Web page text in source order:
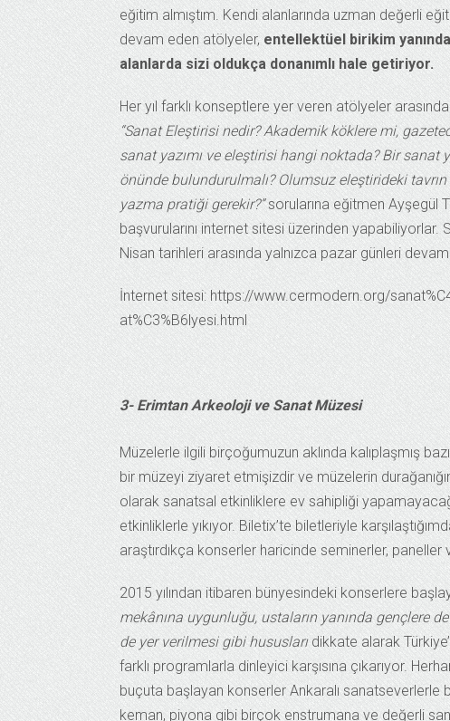
eğitim almıştım. Kendi alanlarında uzman değerli
devam eden atölyeler, entellektüel birikim
alanlarda sizi oldukça donanımlı hale getiriyor.
Her yıl farklı konseptlere yer veren atölyeler
“Sanat Eleştirisi nedir? Akademik köklere mi,
sanat yazımı ve eleştirisi hangi noktada? Bir sanat
önünde bulundurulmalı? Olumsuz eleştirideki
yazma pratiği gerekir?”sorularına eğitmen Ayşegül
başvurularını internet sitesi üzerinden
Nisan tarihleri arasında yalnızca pazar günleri
İnternet sitesi: https://www.cermodern.org/
at%C3%B6lyesi.html
3- Erimtan Arkeoloji ve Sanat Müzesi
Müzelerle ilgili birçoğumuzun aklında kalıplaşmış
bir müzeyi ziyaret etmişizdir ve müzelerin
olarak sanatsal etkinliklere ev sahipliği
etkinliklerle yıkıyor. Biletix’te biletleriyle
araştırdıkça konserler haricinde seminerler,
2015 yılından itibaren bünyesindeki konserlere
mekânına uygunluğu, ustaların yanında gençlere
de yer verilmesi gibi hususlarıdikkate alarak
farklı programlarla dinleyici karşısına çıkarıyor.
buçuta başlayan konserler Ankaralı sanatseverlerle
keman, piyona gibi birçok enstrumana ve değerli